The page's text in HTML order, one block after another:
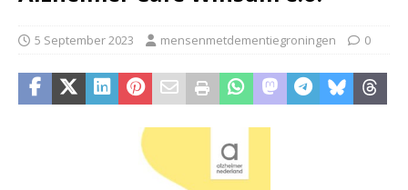
5 September 2023 mensenmetdementiegroningen 0